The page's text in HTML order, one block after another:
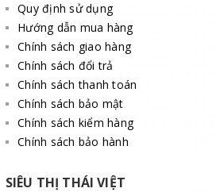
Quy định sử dụng
Hướng dẫn mua hàng
Chính sách giao hàng
Chính sách đổi trả
Chính sách thanh toán
Chính sách bảo mật
Chính sách kiểm hàng
Chính sách bảo hành
SIÊU THỊ THÁI VIỆT